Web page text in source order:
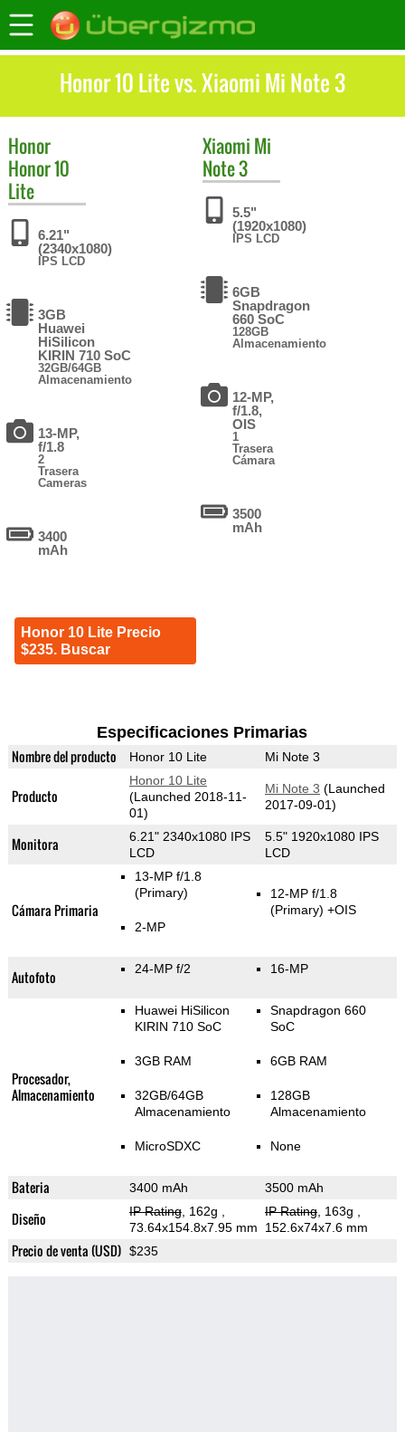
Honor 10 Lite vs. Xiaomi Mi Note 3
Honor
Honor 10
Lite
6.21"
(2340x1080)
IPS LCD
3GB
Huawei
HiSilicon
KIRIN 710 SoC
32GB/64GB
Almacenamiento
13-MP,
f/1.8
2
Trasera
Cameras
3400
mAh
Honor 10 Lite Precio
$235. Buscar
Xiaomi Mi
Note 3
5.5"
(1920x1080)
IPS LCD
6GB
Snapdragon
660 SoC
128GB
Almacenamiento
12-MP,
f/1.8,
OIS
1
Trasera
Cámara
3500
mAh
Especificaciones Primarias
Nombre del producto Honor 10 Lite Mi Note 3
Producto
Honor 10 Lite
(Launched 2018-11-
01)
Mi Note 3 (Launched
2017-09-01)
Monitora
6.21" 2340x1080 IPS
LCD
5.5" 1920x1080 IPS
LCD
Cámara Primaria
13-MP f/1.8
(Primary)
2-MP
12-MP f/1.8
(Primary) +OIS
Autofoto 24-MP f/2 16-MP
Procesador,
Almacenamiento
Huawei HiSilicon
KIRIN 710 SoC
3GB RAM
32GB/64GB
Almacenamiento
MicroSDXC
Snapdragon 660
SoC
6GB RAM
128GB
Almacenamiento
None
Bateria 3400 mAh 3500 mAh
Diseño IP Rating, 162g
73.64x154.8x7.95 mm
IP Rating, 163g
152.6x74x7.6 mm
Precio de venta (USD) $235